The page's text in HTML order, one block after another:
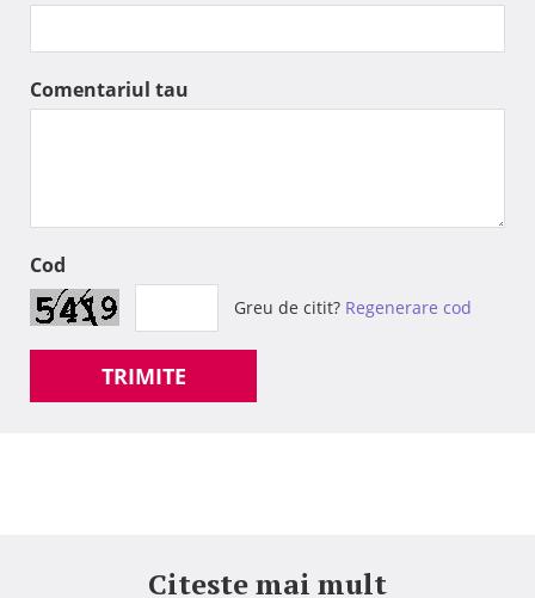
Comentariul tau
Cod
Greu de citit? Regenerare cod
TRIMITE
Citeste mai mult